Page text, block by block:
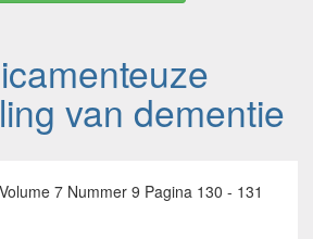
van dementie
7 Nummer 9 Pagina 130 - 131